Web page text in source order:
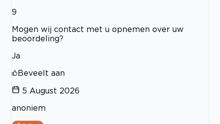
9
Mogen wij contact met u opnemen over uw
beoordeling?
Ja
Beveelt aan
5 August 2026
anoniem